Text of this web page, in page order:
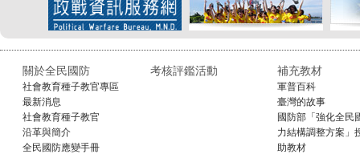
關於全民國防
社會教育種子教官專區
最新消息
社會教育種子教官
沿革與簡介
全民國防應變手冊
考核評鑑活動 補充教材
軍普百科
臺灣的故事
國防部「強化全民
力結構調整方案」
助教材